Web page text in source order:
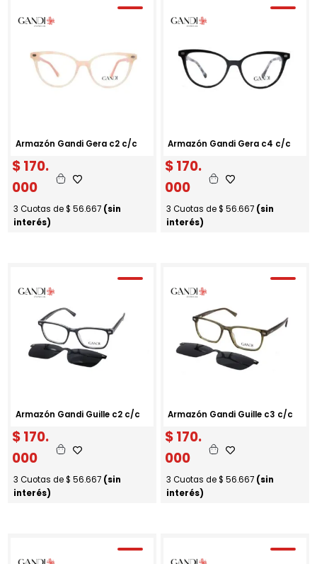
Armazón Gandi Gera c2 c/c
$170.
000
3 Cuotas de $ 56.667 (sin
interés)
Armazón Gandi Gera c4 c/c
$170.
000
3 Cuotas de $ 56.667 (sin
interés)
Armazón Gandi Guille c2 c/c
$170.
000
3 Cuotas de $ 56.667 (sin
interés)
Armazón Gandi Guille c3 c/c
$170.
000
3 Cuotas de $ 56.667 (sin
interés)